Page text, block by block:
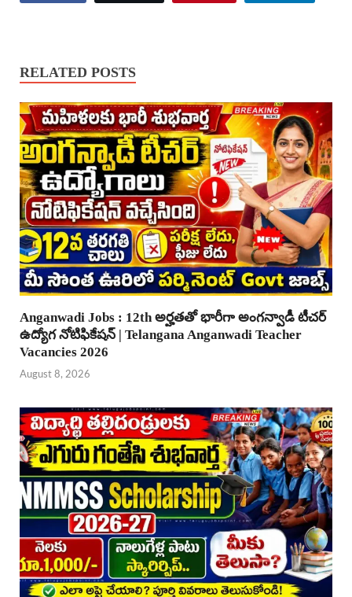
RELATED POSTS
Anganwadi Jobs : 12th అర్హతతో భారీగా అంగన్వాడీ టీచర్
ఉద్యోగ నోటిఫికేషన్ | Telangana Anganwadi Teacher
Vacancies 2026
August 8, 2026